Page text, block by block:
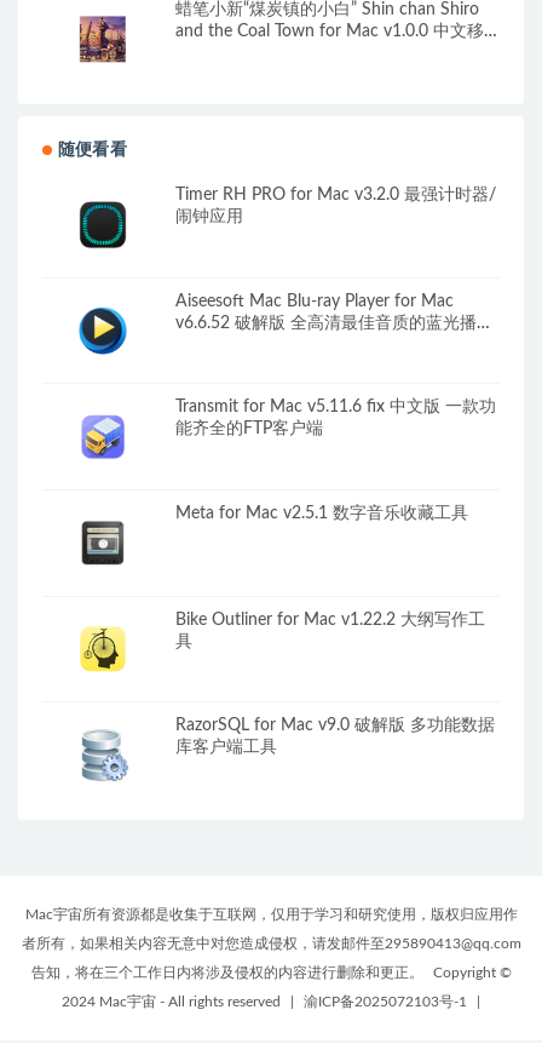
蜡笔小新“煤炭镇的小白” Shin chan Shiro
and the Coal Town for Mac v1.0.0 中文移
随便看看
Timer RH PRO for Mac v3.2.0 最强计时器/
闹钟应用
Aiseesoft Mac Blu-ray Player for Mac
v6.6.52 破解版 全高清最佳音质的蓝光播放
Transmit for Mac v5.11.6 fix 中文版 一款功
能齐全的FTP客户端
Meta for Mac v2.5.1 数字音乐收藏工具
Bike Outliner for Mac v1.22.2 大纲写作工
具
RazorSQL for Mac v9.0 破解版 多功能数据
库客户端工具
Mac宇宙所有资源都是收集于互联网，仅用于学习和研究使用，版权归应用作
者所有，如果相关内容无意中对您造成侵权，请发邮件至295890413@qq.com
告知，将在三个工作日内将涉及侵权的内容进行删除和更正。
Copyright ©
2024 Mac宇宙 - All rights reserved
渝ICP备2025072103号-1